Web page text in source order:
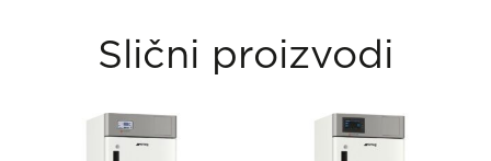
Slični proizvodi